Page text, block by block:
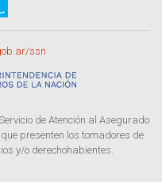
ssn
de Atención al Asegurado
presenten los tomadores de
y/o derechohabientes.